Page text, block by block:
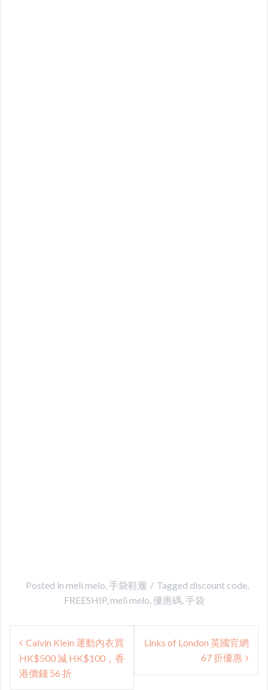
Posted in meli melo,手袋鞋履 Tagged discount code,
FREESHIP,meli melo,優惠碼,手袋
Post
navigation
Calvin Klein 運動內衣買
HK$500 減 HK$100，香
港價錢 56 折
Links of London 英國官網
67 折優惠